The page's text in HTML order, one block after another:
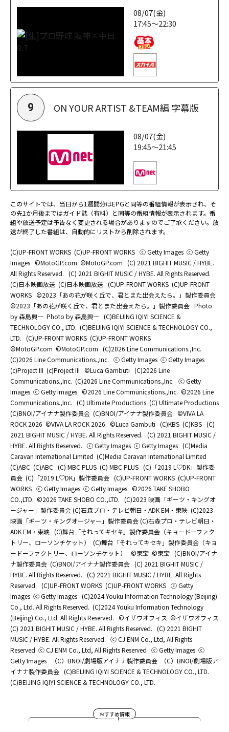
08/07(金)
17:45～22:30
9 ON YOUR ARTIST &TEAM編 字幕版
08/07(金)
19:45～21:45
このサイトでは、当日から1週間分はEPGと同等の番組情報が表示され、そ
の先1か月後まではガイド誌（有料）と同等の番組情報が表示されます。番
組や放送予定は予告なく変更される場合がありますのでご了承ください。放
送が終了した番組は、自動的にリストから削除されます。
(C)UP-FRONT WORKS (C)UP-FRONT WORKS ⓒ Getty Images ⓒ Getty
Images ©MotoGP.com ©MotoGP.com (C) 2021 BIGHIT MUSIC / HYBE.
All Rights Reserved. (C) 2021 BIGHIT MUSIC / HYBE. All Rights Reserved.
(C)日本映画放送 (C)日本映画放送 (C)UP-FRONT WORKS (C)UP-FRONT
WORKS ©2023「あの花が咲く丘で、君とまた出会えたら。」製作委員会
©2023「あの花が咲く丘で、君とまた出会えたら。」製作委員会 Photo
by 森島興一 Photo by 森島興一 (C)BEIJING IQIYI SCIENCE &
TECHNOLOGY CO., LTD. (C)BEIJING IQIYI SCIENCE & TECHNOLOGY CO.,
LTD. (C)UP-FRONT WORKS (C)UP-FRONT WORKS
©MotoGP.com ©MotoGP.com (C)2026 Line Communications.,Inc.
(C)2026 Line Communications.,Inc. ⓒ Getty Images ⓒ Getty Images
(c)Project III (c)Project III ©Luca Gambuti (C)2026 Line
Communications.,Inc. (C)2026 Line Communications.,Inc. ⓒ Getty
Images ⓒ Getty Images ©2026 Line Communications.,Inc. ©2026 Line
Communications.,Inc. (C) Ultimate Productions (C) Ultimate Productions
(C)BNOI/アイナナ製作委員会 (C)BNOI/アイナナ製作委員会 ©️VIVA LA
ROCK 2026 ©️VIVA LA ROCK 2026 ©Luca Gambuti (C)KBS (C)KBS (C)
2021 BIGHIT MUSIC / HYBE. All Rights Reserved. (C) 2021 BIGHIT MUSIC /
HYBE. All Rights Reserved. ⓒ Getty Images ⓒ Getty Images (C)Media
Caravan International Limited (C)Media Caravan International Limited
(C)ABC (C)ABC (C) MBC PLUS (C) MBC PLUS (C)「2019 L♡DK」製作委
員会 (C)「2019 L♡DK」製作委員会 (C)UP-FRONT WORKS (C)UP-FRONT
WORKS ⓒ Getty Images ⓒ Getty Images ©2026 TAKE SHOBO
CO.,LTD. ©2026 TAKE SHOBO CO.,LTD. (C)2023 映画「ギーツ・キングオ
ージャー」製作委員会 (C)石森プロ・テレビ朝日・ADK EM・東映 (C)2023
映画「ギーツ・キングオージャー」製作委員会 (C)石森プロ・テレビ朝日・
ADK EM・東映 (C)舞台「それってキセキ」製作委員会（キョードーファク
トリー、ローソンチケット）
(C)舞台「それってキセキ」製作委員会（キョ
ードーファクトリー、ローソンチケット）
©東宝 ©東宝 (C)BNOI/アイナ
ナ製作委員会 (C)BNOI/アイナナ製作委員会 (C) 2021 BIGHIT MUSIC /
HYBE. All Rights Reserved. (C) 2021 BIGHIT MUSIC / HYBE. All Rights
Reserved. (C)UP-FRONT WORKS (C)UP-FRONT WORKS ⓒ Getty
Images ⓒ Getty Images (C)2024 Youku Information Technology (Beijing)
Co., Ltd. All Rights Reserved. (C)2024 Youku Information Technology
(Beijing) Co., Ltd. All Rights Reserved. ©イザワオフィス ©イザワオフィス
(C) 2021 BIGHIT MUSIC / HYBE. All Rights Reserved. (C) 2021 BIGHIT
MUSIC / HYBE. All Rights Reserved. ⓒ CJ ENM Co., Ltd, All Rights
Reserved ⓒ CJ ENM Co., Ltd, All Rights Reserved ⓒ Getty Images ⓒ
Getty Images
（C）BNOI/劇場版アイナナ製作委員会
（C）BNOI/劇場版ア
イナナ製作委員会 (C)BEIJING IQIYI SCIENCE & TECHNOLOGY CO., LTD.
(C)BEIJING IQIYI SCIENCE & TECHNOLOGY CO., LTD.
おすすめ情報